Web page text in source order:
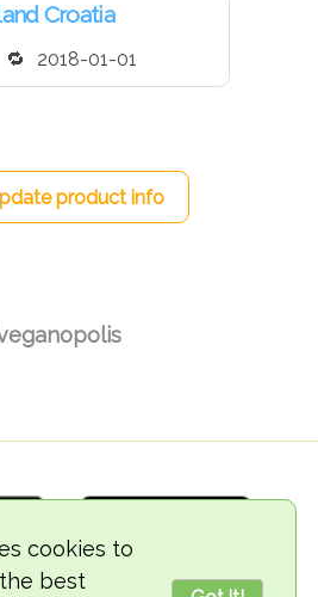
cookies to
best
Croatia
2018-01-01
product info